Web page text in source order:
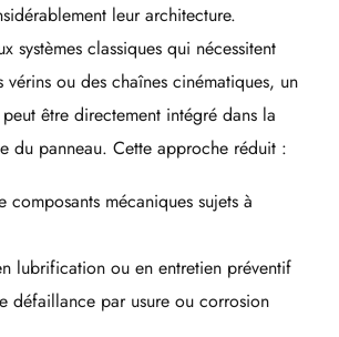
leur architecture.
systèmes classiques qui nécessitent
vérins ou des chaînes cinématiques, un
être directement intégré dans la
du panneau. Cette approche réduit :
composants mécaniques sujets à
lubrification ou en entretien préventif
défaillance par usure ou corrosion